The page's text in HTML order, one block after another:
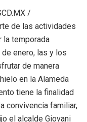
/
de las actividades
la temporada
enero, las y los
de manera
en la Alameda
tiene la finalidad
convivencia familiar,
el alcalde Giovani